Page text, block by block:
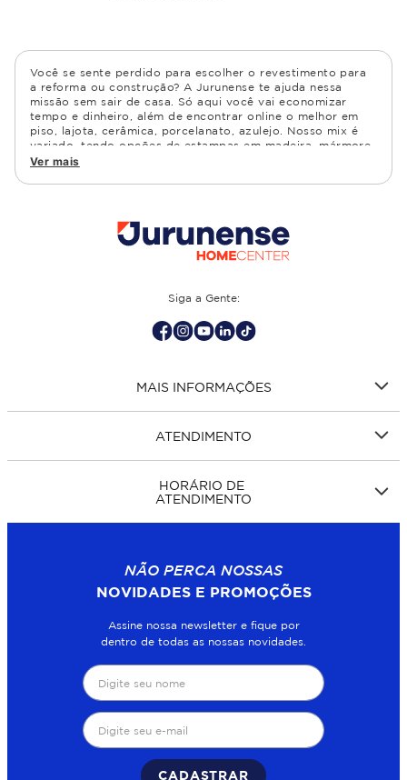
Você se sente perdido para escolher o revestimento para
a reforma ou construção? A Jurunense te ajuda nessa
missão sem sair de casa. Só aqui você vai economizar
tempo e dinheiro, além de encontrar online o melhor em
piso, lajota, cerâmica, porcelanato, azulejo. Nosso mix é
variado, tendo opções de estampas em madeira, mármore,
granito, cimento, geométrico, e muito mais Confira as
cozinha, quarto, sala de estar.
Ver mais
Siga a Gente:
MAIS INFORMAÇÕES
ATENDIMENTO
HORÁRIO DE
ATENDIMENTO
NÃO PERCA NOSSAS
NOVIDADES E PROMOÇÕES
Assine nossa newsletter e fique por
dentro de todas as nossas novidades.
CADASTRAR